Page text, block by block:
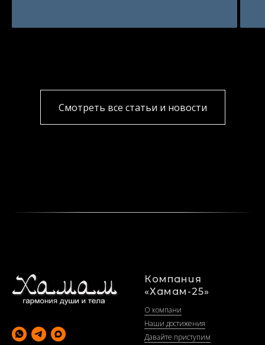
Смотреть все статьи и новости
Компания
«Хамам-25»
О компани
Наши достижения
Давайте приступим